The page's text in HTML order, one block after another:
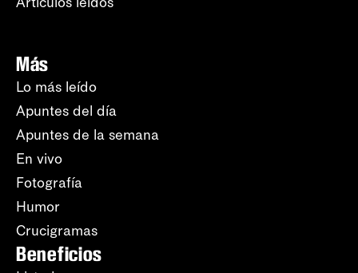
Más
Lo más leído
Apuntes del día
Apuntes de la semana
En vivo
Fotografía
Humor
Crucigramas
Beneficios